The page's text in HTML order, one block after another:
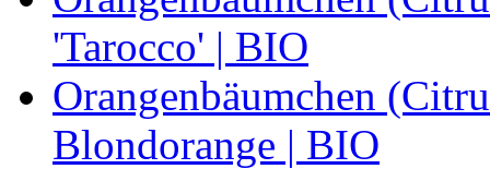
'Tarocco' | BIO
Orangenbäumchen
Blondorange | BIO